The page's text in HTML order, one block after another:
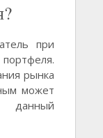
при
рынка
может
данный